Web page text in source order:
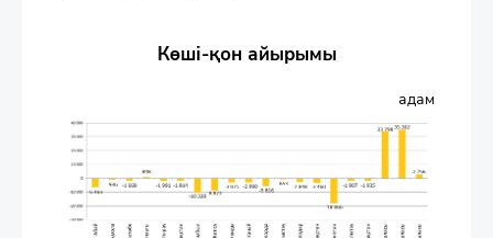
Көші-қон айырымы
адам